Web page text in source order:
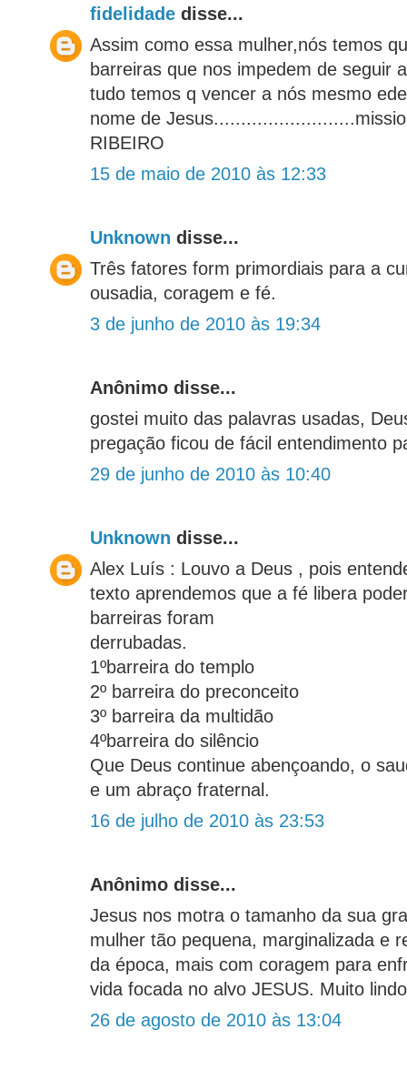
fidelidade disse...
Assim como essa mulher,nós temos
barreiras que nos impedem de seguir
tudo temos q vencer a nós mesmo
nome de
RIBEIRO
15 de maio de 2010 às 12:33
Unknown disse...
Três fatores form primordiais para a
ousadia, coragem e fé.
3 de junho de 2010 às 19:34
Anônimo disse...
gostei muito das palavras usadas,
pregação ficou de fácil entendimento
29 de junho de 2010 às 10:40
Unknown disse...
Alex Luís : Louvo a Deus , pois
texto aprendemos que a fé libera
barreiras foram
derrubadas.
1ºbarreira do templo
2º barreira do preconceito
3º barreira da multidão
4ºbarreira do silêncio
Que Deus continue abençoando, o
e um abraço fraternal.
16 de julho de 2010 às 23:53
Anônimo disse...
Jesus nos motra o tamanho da sua
mulher tão pequena, marginalizada e
da época, mais com coragem para
vida focada no alvo JESUS. Muito
26 de agosto de 2010 às 13:04